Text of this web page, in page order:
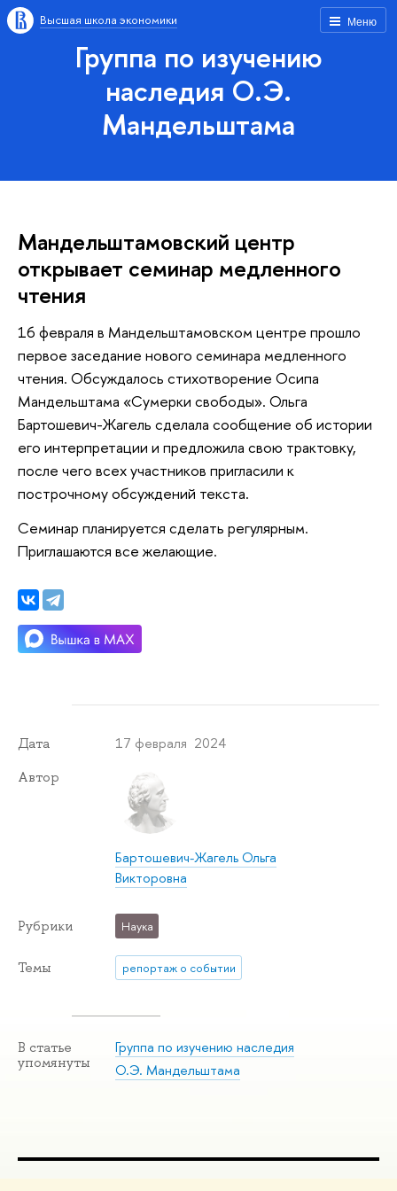
Меню
Высшая школа экономики
Группа по изучению
наследия О.Э.
Мандельштама
Мандельштамовский центр
открывает семинар медленного
чтения
16 февраля в Мандельштамовском центре прошло
первое заседание нового семинара медленного
чтения. Обсуждалось стихотворение Осипа
Мандельштама «Сумерки свободы». Ольга
Бартошевич-Жагель сделала сообщение об истории
его интерпретации и предложила свою трактовку,
после чего всех участников пригласили к
построчному обсуждений текста.
Семинар планируется сделать регулярным.
Приглашаются все желающие.
Дата 17 февраля 2024
Автор
Бартошевич-Жагель Ольга
Викторовна
Рубрики Наука
Темы репортаж о событии
В статье
упомянуты
Группа по изучению наследия
О.Э. Мандельштама